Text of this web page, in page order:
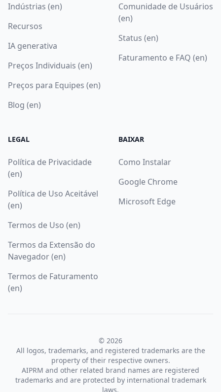
Indústrias (en)
Recursos
IA generativa
Preços Individuais (en)
Preços para Equipes (en)
Blog (en)
Comunidade de Usuários
(en)
Status (en)
Faturamento e FAQ (en)
LEGAL
Política de Privacidade
(en)
Política de Uso Aceitável
(en)
Termos de Uso (en)
Termos da Extensão do
Navegador (en)
Termos de Faturamento
(en)
BAIXAR
Como Instalar
Google Chrome
Microsoft Edge
© 2026
All logos, trademarks, and registered trademarks are the
property of their respective owners.
AIPRM and other related brand names are registered
trademarks and are protected by international trademark
laws.